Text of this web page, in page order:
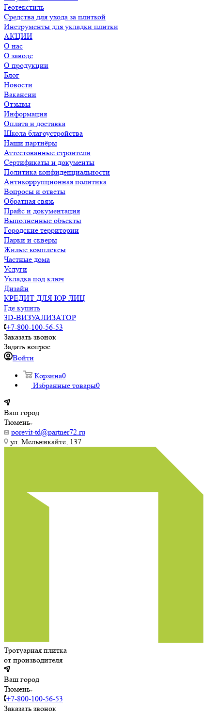
Геотекстиль
Средства для ухода за плиткой
Инструменты для укладки плитки
АКЦИИ
О нас
О заводе
О продукции
Блог
Новости
Вакансии
Отзывы
Информация
Оплата и доставка
Школа благоустройства
Наши партнёры
Аттестованные строители
Сертификаты и документы
Политика конфиденциальности
Антикоррупционная политика
Вопросы и ответы
Обратная связь
Прайс и документация
Выполненные объекты
Городские территории
Парки и скверы
Жилые комплексы
Частные дома
Услуги
Укладка под ключ
Дизайн
КРЕДИТ ДЛЯ ЮР ЛИЦ
Где купить
3D-ВИЗУАЛИЗАТОР
+7-800-100-56-53
Заказать звонок
Задать вопрос
Войти
Корзина0
Избранные товары0
Ваш город
Тюмень
porevit-td@partner72.ru
ул. Мельникайте, 137
Тротуарная плитка
от производителя
Ваш город
Тюмень
+7-800-100-56-53
Заказать звонок